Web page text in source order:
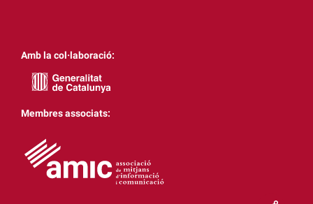
Amb la col·laboració:
Membres associats: